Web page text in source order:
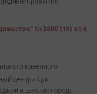
№3880 (16) от 4
казенного
центр» при
в школах города